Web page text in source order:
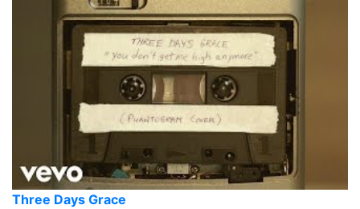
Three Days Grace